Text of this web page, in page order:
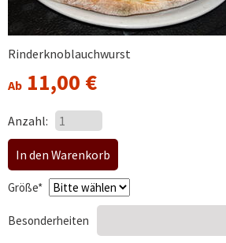
Rinderknoblauchwurst
Ab 11,00 €
Anzahl:
Pflichtfeld
Größe*
Besonderheiten